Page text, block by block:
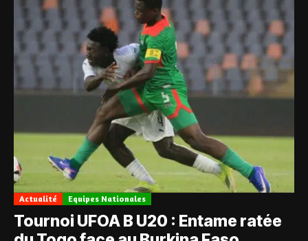
Actualité Equipes Nationales
Tournoi UFOA B U20 : Entame ratée